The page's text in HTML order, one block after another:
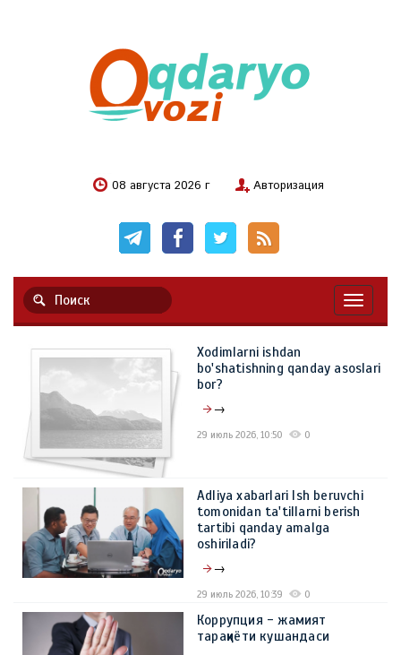
08 августа 2026 г Авторизация
Xodimlarni ishdan
bo'shatishning qanday asoslari
bor?
→
29 июль 2026, 10:50 0
Adliya xabarlari Ish beruvchi
tomonidan ta'tillarni berish
tartibi qanday amalga
oshiriladi?
→
29 июль 2026, 10:39 0
Коррупция - жамият
тараққиёти кушандаси